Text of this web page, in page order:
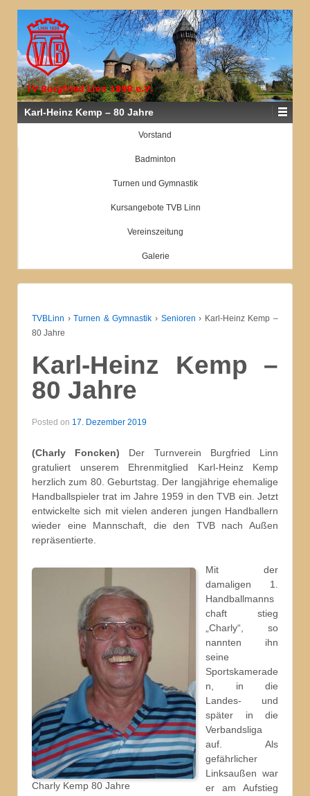
Karl-Heinz Kemp – 80 Jahre
Vorstand
Badminton
Turnen und Gymnastik
Kursangebote TVB Linn
Vereinszeitung
Galerie
TVBLinn › Turnen & Gymnastik › Senioren › Karl-Heinz Kemp –
80 Jahre
Karl-Heinz Kemp –
80 Jahre
Posted on 17. Dezember 2019
(Charly Foncken) Der Turnverein Burgfried Linn
gratuliert unserem Ehrenmitglied Karl-Heinz Kemp
herzlich zum 80. Geburtstag. Der langjährige ehemalige
Handballspieler trat im Jahre 1959 in den TVB ein. Jetzt
entwickelte sich mit vielen anderen jungen Handballern
wieder eine Mannschaft, die den TVB nach Außen
repräsentierte.
Charly Kemp 80 Jahre
Mit der
damaligen 1.
Handballmanns
chaft stieg
„Charly“, so
nannten ihn
seine
Sportskamerade
n, in die
Landes- und
später in die
Verbandsliga
auf. Als
gefährlicher
Linksaußen war
er am Aufstieg